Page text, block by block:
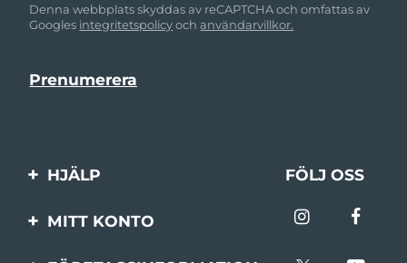
Denna webbplats skyddas av reCAPTCHA och omfattas av
Googles integritetspolicyochanvändarvillkor.
HJÄLP
Kontakta oss
FÖLJ OSS
MITT KONTO
Produktregistrering